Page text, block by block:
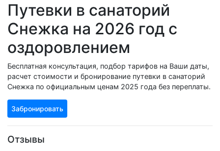
Путевки в санаторий
Снежка на 2026 год с
оздоровлением
Бесплатная консультация, подбор тарифов на Ваши даты,
расчет стоимости и бронирование путевки в санаторий
Снежка по официальным ценам 2025 года без переплаты.
Забронировать
Отзывы